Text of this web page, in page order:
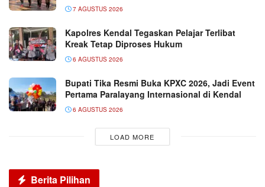
7 AGUSTUS 2026
Kapolres Kendal Tegaskan Pelajar Terlibat
Kreak Tetap Diproses Hukum
6 AGUSTUS 2026
Bupati Tika Resmi Buka KPXC 2026, Jadi Event
Pertama Paralayang Internasional di Kendal
6 AGUSTUS 2026
LOAD MORE
Berita Pilihan